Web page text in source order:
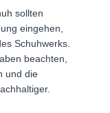
sollten
eingehen,
Schuhwerks.
beachten,
und die